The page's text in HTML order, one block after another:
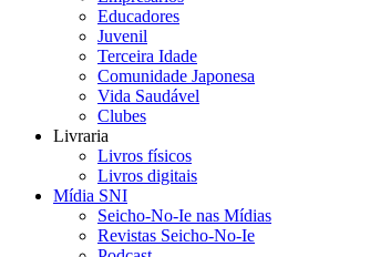
Educadores
Juvenil
Terceira Idade
Comunidade Japonesa
Vida Saudável
Clubes
Livraria
Livros físicos
Livros digitais
Mídia SNI
Seicho-No-Ie nas Mídias
Revistas Seicho-No-Ie